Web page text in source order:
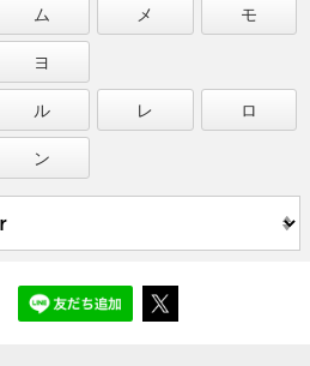
ム メ
モ
ヨ
ル レ
ロ
ン